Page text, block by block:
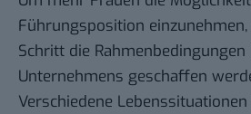
Führungsposition
Schritt die
Unternehmens geschaffen
Verschiedene